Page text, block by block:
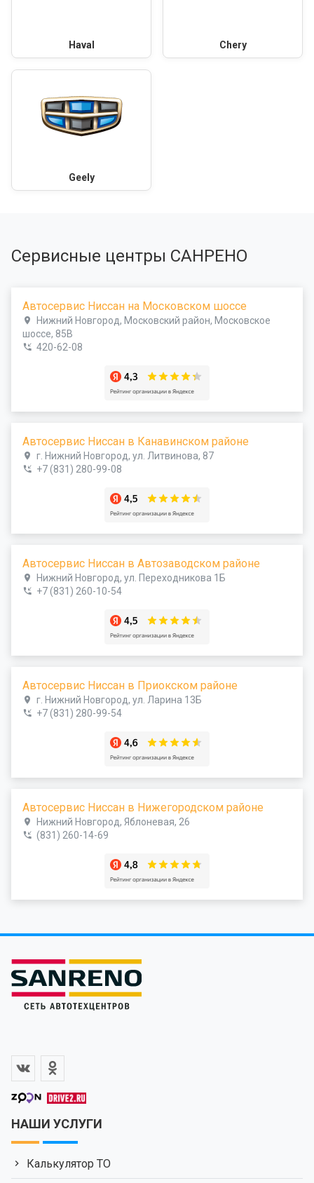
Haval Chery
Geely
Сервисные центры САНРЕНО
Автосервис Ниссан на Московском шоссе
Нижний Новгород, Московский район, Московское
шоссе, 85В
420-62-08
Автосервис Ниссан в Канавинском районе
г. Нижний Новгород, ул. Литвинова, 87
+7 (831) 280-99-08
Автосервис Ниссан в Автозаводском районе
Нижний Новгород, ул. Переходникова 1Б
+7 (831) 260-10-54
Автосервис Ниссан в Приокском районе
г. Нижний Новгород, ул. Ларина 13Б
+7 (831) 280-99-54
Автосервис Ниссан в Нижегородском районе
Нижний Новгород, Яблоневая, 26
(831) 260-14-69
НАШИ УСЛУГИ
Калькулятор ТО